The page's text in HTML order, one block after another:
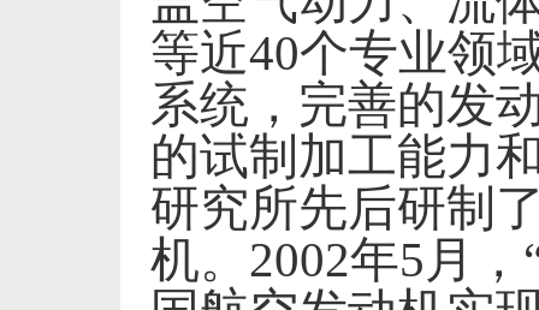
等近40个专业领
系统，完善的发
的试制加工能力
研究所先后研制
机。 2002年5月